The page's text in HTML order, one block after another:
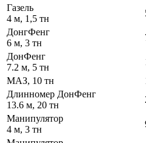
Газель
4 м, 1,5 тн
ДонгФенг
6 м, 3 тн
ДонФенг
7.2 м, 5 тн
МАЗ, 10 тн
Длинномер ДонФенг
13.6 м, 20 тн
Манипулятор
4 м, 3 тн